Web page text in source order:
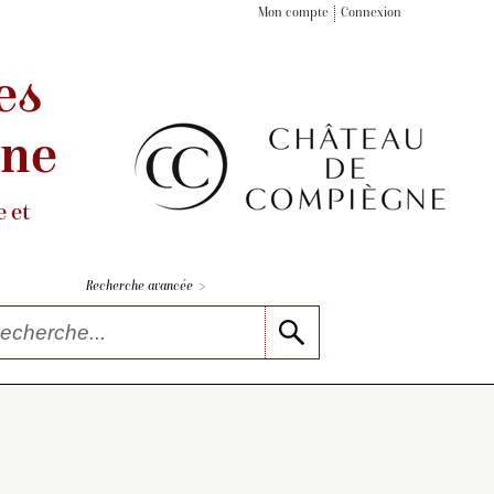
Mon compte Connexion
et
Recherche avancée >